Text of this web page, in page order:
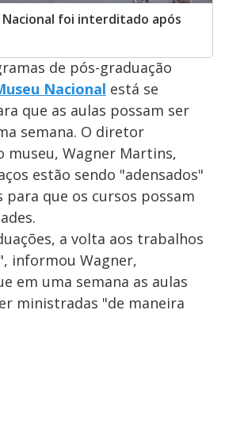
foi interditado após
de pós-graduação
Nacional está se
que as aulas possam ser
semana. O diretor
Wagner Martins,
estão sendo "adensados"
que os cursos possam
a volta aos trabalhos
informou Wagner,
em uma semana as aulas
ministradas "de maneira